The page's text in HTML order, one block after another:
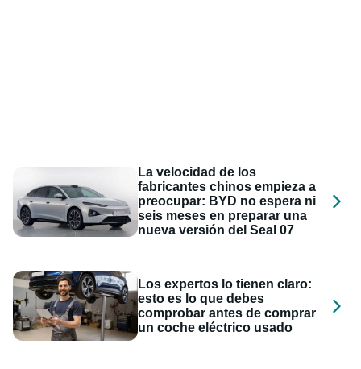
La velocidad de los
fabricantes chinos empieza a
preocupar: BYD no espera ni
seis meses en preparar una
nueva versión del Seal 07
Los expertos lo tienen claro:
esto es lo que debes
comprobar antes de comprar
un coche eléctrico usado